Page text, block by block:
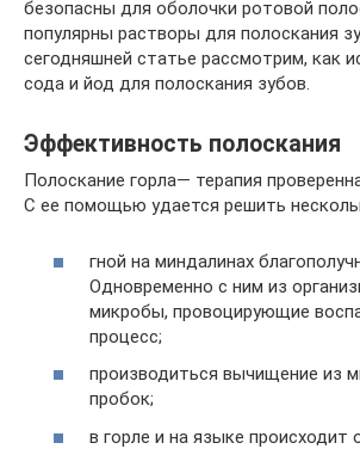
безопасны для оболочки ротовой
популярны растворы для полоскания
сегодняшней статье рассмотрим, как
сода и йод для полоскания зубов.
Эффективность полоскания
Полоскание горла— терапия
С ее помощью удается решить
гной на миндалинах
Одновременно с ним из
микробы, провоцирующие
процесс;
производиться вычищение из
пробок;
в горле и на языке происходит